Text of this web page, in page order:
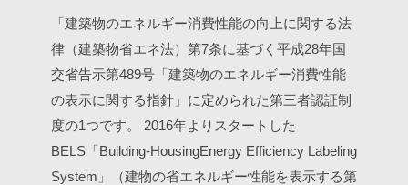
「建築物のエネルギー消費性能の向上に関する法
律（建築物省エネ法）第7条に基づく平成28年国
交省告示第489号「建築物のエネルギー消費性能
の表示に関する指針」に定められた第三者認証制
度の1つです。 2016年よりスタートした
BELS「Building-HousingEnergy Efficiency Labeling
System」（建物の省エネルギー性能を表示する第